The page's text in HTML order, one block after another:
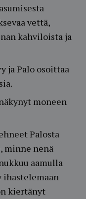
vettä,
kahviloista ja
ja Palo osoittaa
moneen
Palosta
minne nenä
aamulla
ihastelemaan
kiertänyt